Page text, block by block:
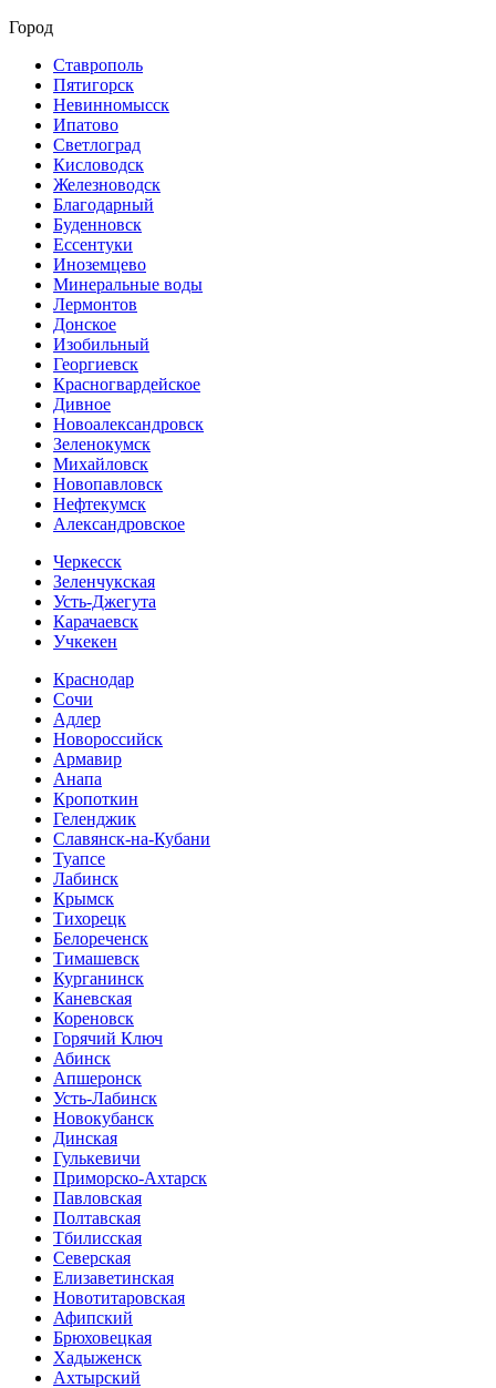
Город
Ставрополь
Пятигорск
Невинномысск
Ипатово
Светлоград
Кисловодск
Железноводск
Благодарный
Буденновск
Ессентуки
Иноземцево
Минеральные воды
Лермонтов
Донское
Изобильный
Георгиевск
Красногвардейское
Дивное
Новоалександровск
Зеленокумск
Михайловск
Новопавловск
Нефтекумск
Александровское
Черкесск
Зеленчукская
Усть-Джегута
Карачаевск
Учкекен
Краснодар
Сочи
Адлер
Новороссийск
Армавир
Анапа
Кропоткин
Геленджик
Славянск-на-Кубани
Туапсе
Лабинск
Крымск
Тихорецк
Белореченск
Тимашевск
Курганинск
Каневская
Кореновск
Горячий Ключ
Абинск
Апшеронск
Усть-Лабинск
Новокубанск
Динская
Гулькевичи
Приморско-Ахтарск
Павловская
Полтавская
Тбилисская
Северская
Елизаветинская
Новотитаровская
Афипский
Брюховецкая
Хадыженск
Ахтырский